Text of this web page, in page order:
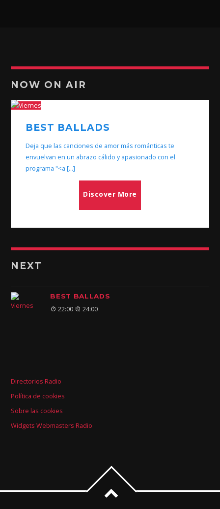
NOW ON AIR
BEST BALLADS
Deja que las canciones de amor más románticas te
envuelvan en un abrazo cálido y apasionado con el
programa "<a [...]
Discover More
NEXT
BEST BALLADS
22:00 24:00
Directorios Radio
Política de cookies
Sobre las cookies
Widgets Webmasters Radio